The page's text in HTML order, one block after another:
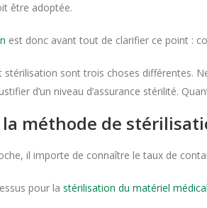
être adoptée.
est donc avant tout de clarifier ce point :
sont trois choses différentes.
d’un niveau d’assurance stérilité.
méthode de
il importe de connaître le taux de
pour la stérilisation du matériel médical